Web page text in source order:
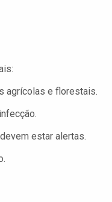
agrícolas e florestais.
estar alertas.